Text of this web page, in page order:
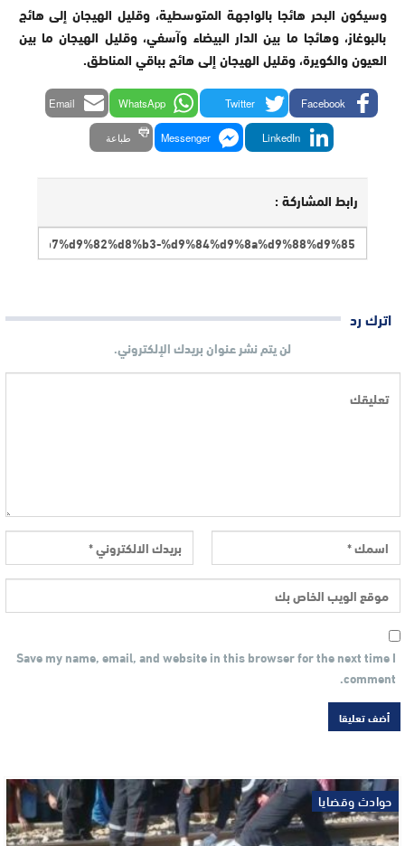
وسيكون البحر هائجا بالواجهة المتوسطية، وقليل الهيجان إلى هائج
بالبوغاز، وهائجا ما بين الدار البيضاء وآسفي، وقليل الهيجان ما بين
العيون والكويرة، وقليل الهيجان إلى هائج بباقي المناطق.
Facebook
Twitter
WhatsApp
Email
LinkedIn
Messenger طباعة
رابط المشاركة :
اترك رد
لن يتم نشر عنوان بريدك الإلكتروني.
Save my name, email, and website in this browser for the next time I
comment.
حوادث وقضايا